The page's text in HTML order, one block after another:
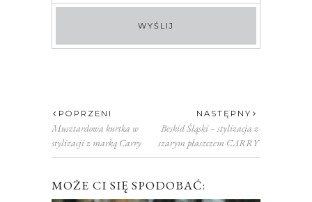
POPRZENI
Musztardowa kurtka w
stylizacji z marką Carry
NASTĘPNY
Beskid Śląski – stylizacja z
szarym płaszczem CARRY
MOŻE CI SIĘ SPODOBAĆ: